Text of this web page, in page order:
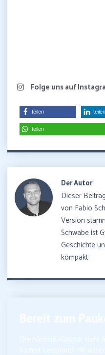
Folge uns auf
teilen teilen
teilen
Der Autor
Dieser
von Fabio
Version
Schwabe ist
Geschichte
kompakt